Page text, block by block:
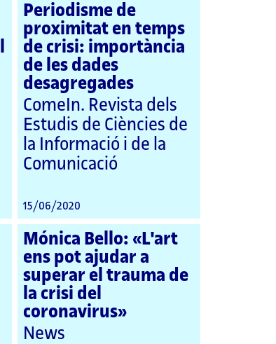
Periodisme de
proximitat en temps
de crisi: importància
de les dades
desagregades
ComeIn. Revista dels
Estudis de Ciències de
la Informació i de la
Comunicació
15/06/2020
Mónica Bello: «L'art
ens pot ajudar a
superar el trauma de
la crisi del
coronavirus»
News